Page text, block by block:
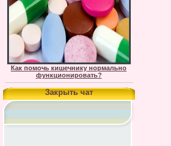
Как помочь кишечнику нормально
функционировать?
Закрыть чат